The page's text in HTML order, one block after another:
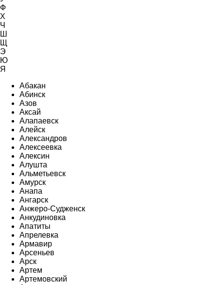
Ф
Х
Ч
Ш
Щ
Э
Ю
Я
Абакан
Абинск
Азов
Аксай
Алапаевск
Алейск
Александров
Алексеевка
Алексин
Алушта
Альметьевск
Амурск
Анапа
Ангарск
Анжеро-Судженск
Анкудиновка
Апатиты
Апрелевка
Армавир
Арсеньев
Арск
Артем
Артемовский